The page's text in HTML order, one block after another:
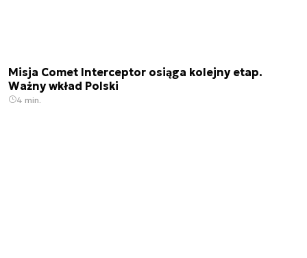
Misja Comet Interceptor osiąga kolejny etap.
Ważny wkład Polski
4 min.